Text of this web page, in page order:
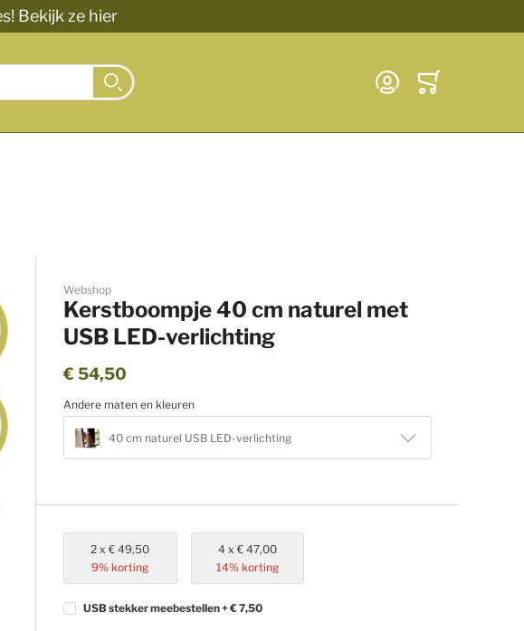
Bekijk ze hier
Close search
Zoek Account Winkelwagen
Webshop
Kerstboompje 40 cm naturel met
USB LED-verlichting
€ 54,50
Andere maten en kleuren
40 cm naturel USB LED-verlichting
2
€ 49,50
9% korting
4
€ 47,00
14% korting
USB stekker meebestellen+€ 7,50